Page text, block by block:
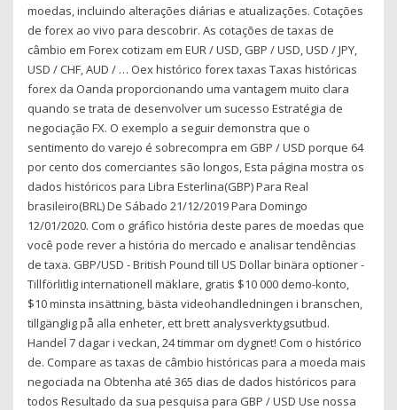
moedas, incluindo alterações diárias e atualizações. Cotações
de forex ao vivo para descobrir. As cotações de taxas de
câmbio em Forex cotizam em EUR / USD, GBP / USD, USD / JPY,
USD / CHF, AUD / … Oex histórico forex taxas Taxas históricas
forex da Oanda proporcionando uma vantagem muito clara
quando se trata de desenvolver um sucesso Estratégia de
negociação FX. O exemplo a seguir demonstra que o
sentimento do varejo é sobrecompra em GBP / USD porque 64
por cento dos comerciantes são longos, Esta página mostra os
dados históricos para Libra Esterlina(GBP) Para Real
brasileiro(BRL) De Sábado 21/12/2019 Para Domingo
12/01/2020. Com o gráfico história deste pares de moedas que
você pode rever a história do mercado e analisar tendências
de taxa. GBP/USD - British Pound till US Dollar binära optioner -
Tillförlitlig internationell mäklare, gratis $10 000 demo-konto,
$10 minsta insättning, bästa videohandledningen i branschen,
tillgänglig på alla enheter, ett brett analysverktygsutbud.
Handel 7 dagar i veckan, 24 timmar om dygnet! Com o histórico
de. Compare as taxas de câmbio históricas para a moeda mais
negociada na Obtenha até 365 dias de dados históricos para
todos Resultado da sua pesquisa para GBP / USD Use nossa